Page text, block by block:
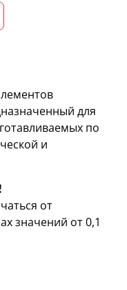
для
по
и
от
значений от 0,1